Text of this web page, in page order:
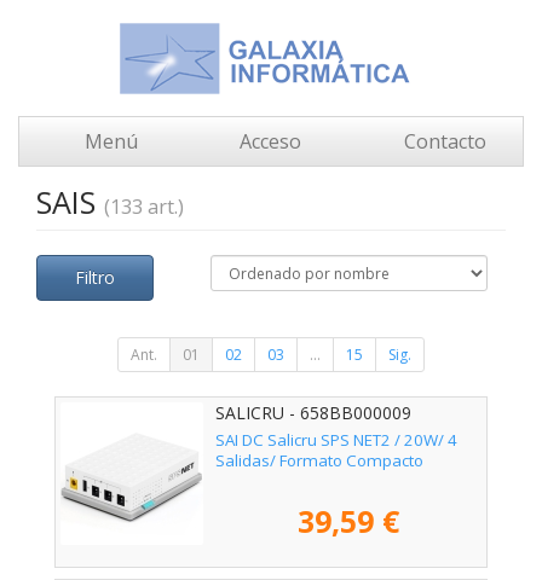
Menú Acceso Contacto
SAIS (133 art.)
Filtro
Ant. 01 02 03 ... 15 Sig.
SALICRU - 658BB000009
SAI DC Salicru SPS NET2 / 20W/ 4
Salidas/ Formato Compacto
39,59 €